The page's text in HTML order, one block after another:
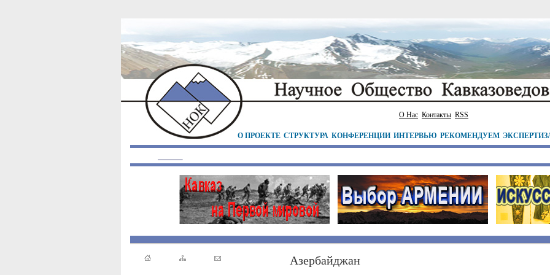
О Нас Контакты RSS
О ПРОЕКТЕ СТРУКТУРА КОНФЕРЕНЦИИ ИНТЕРВЬЮ РЕКОМЕНДУЕМ
Азербайджан